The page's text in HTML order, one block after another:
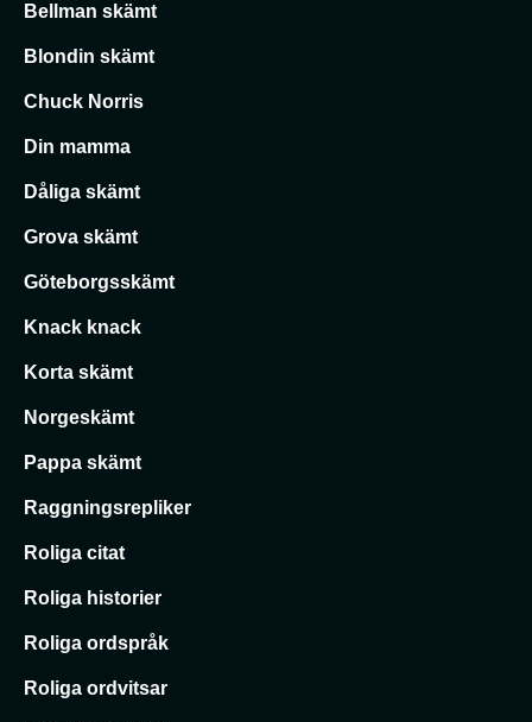
Bellman skämt
Blondin skämt
Chuck Norris
Din mamma
Dåliga skämt
Grova skämt
Göteborgsskämt
Knack knack
Korta skämt
Norgeskämt
Pappa skämt
Raggningsrepliker
Roliga citat
Roliga historier
Roliga ordspråk
Roliga ordvitsar